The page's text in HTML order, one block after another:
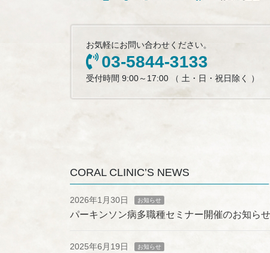
お気軽にお問い合わせください。
03-5844-3133
受付時間 9:00～17:00 （ 土・日・祝日除く ）
CORAL CLINIC’S NEWS
2026年1月30日 お知らせ
パーキンソン病多職種セミナー開催のお知らせ
2025年6月19日 お知らせ